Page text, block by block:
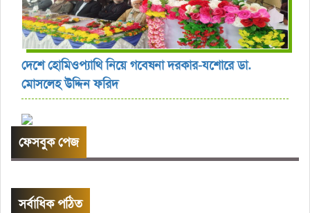
দেশে হোমিওপ্যাথি নিয়ে গবেষনা দরকার-যশোরে ডা.
মোসলেহ উদ্দিন ফরিদ
ফেসবুক পেজ
সর্বাধিক পঠিত